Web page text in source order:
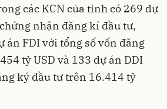
các KCN của tỉnh có 269 dự
nhận đăng kí đầu tư,
án FDI với tổng số vốn đăng
tỷ USD và 133 dự án DDI
ký đầu tư trên 16.414 tỷ